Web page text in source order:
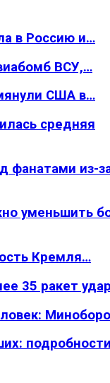
в Россию и…
ВСУ,…
США в…
средняя
фанатами из-
уменьшить
Кремля…
35 ракет